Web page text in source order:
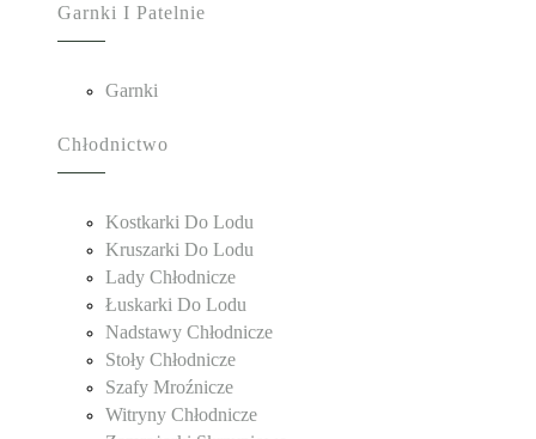
Garnki I Patelnie
Garnki
Chłodnictwo
Kostkarki Do Lodu
Kruszarki Do Lodu
Lady Chłodnicze
Łuskarki Do Lodu
Nadstawy Chłodnicze
Stoły Chłodnicze
Szafy Mroźnicze
Witryny Chłodnicze